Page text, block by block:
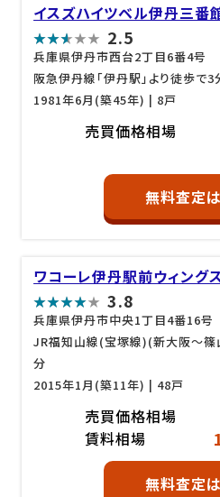
イスズハイツベル伊丹三番
2.5
兵庫県伊丹市西台2丁目6番4号
阪急伊丹線「伊丹駅」より徒歩で3
1981年6月(築45年) | 8戸
売買価格相場
無料査定
ワコーレ伊丹駅前ウィング
3.8
兵庫県伊丹市中央1丁目4番16号
JR福知山線(宝塚線)(新大阪～篠
分
2015年1月(築11年) | 48戸
売買価格相場
賃料相場
無料査定